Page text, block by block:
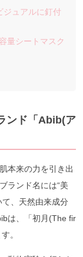
ジュアルに釘付
量シートマスク
ンド「Abib(ア
本来の力を引き出
ランド名には“美
、天然由来成分
は、「初月(The fir
。